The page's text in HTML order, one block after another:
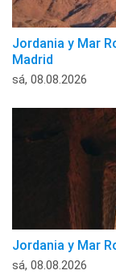
Jordania y Mar
Madrid
sá, 08.08.2026
Jordania y Mar
sá, 08.08.2026